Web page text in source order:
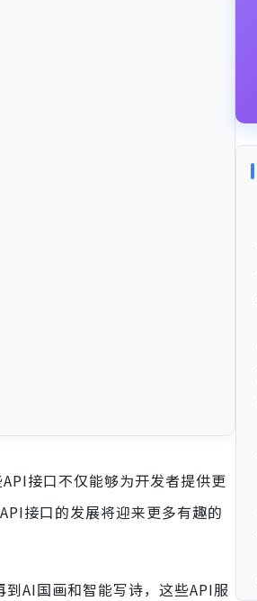
接口不仅能够为开发者提供更
接口的发展将迎来更多有趣的
AI国画和智能写诗，这些API服